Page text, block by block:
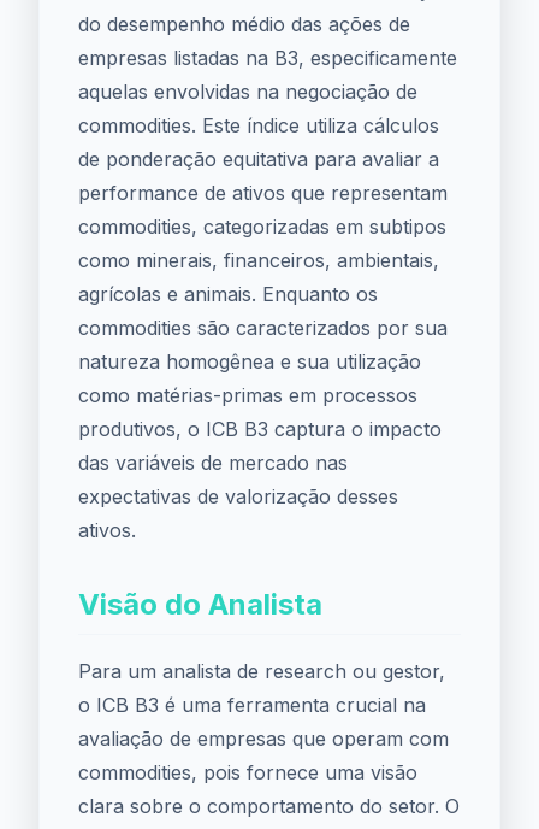
do desempenho médio das ações de
empresas listadas na B3, especificamente
aquelas envolvidas na negociação de
commodities. Este índice utiliza cálculos
de ponderação equitativa para avaliar a
performance de ativos que representam
commodities, categorizadas em subtipos
como minerais, financeiros, ambientais,
agrícolas e animais. Enquanto os
commodities são caracterizados por sua
natureza homogênea e sua utilização
como matérias-primas em processos
produtivos, o ICB B3 captura o impacto
das variáveis de mercado nas
expectativas de valorização desses
ativos.
Visão do Analista
Para um analista de research ou gestor,
o ICB B3 é uma ferramenta crucial na
avaliação de empresas que operam com
commodities, pois fornece uma visão
clara sobre o comportamento do setor. O